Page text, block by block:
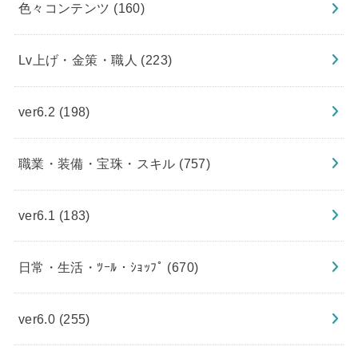
色々コンテンツ (160)
Lv上げ・金策・職人 (223)
ver6.2 (198)
職業・装備・宝珠・スキル (757)
ver6.1 (183)
日常・生活・ﾂｰﾙ・ｼｮｯﾌﾟ (670)
ver6.0 (255)